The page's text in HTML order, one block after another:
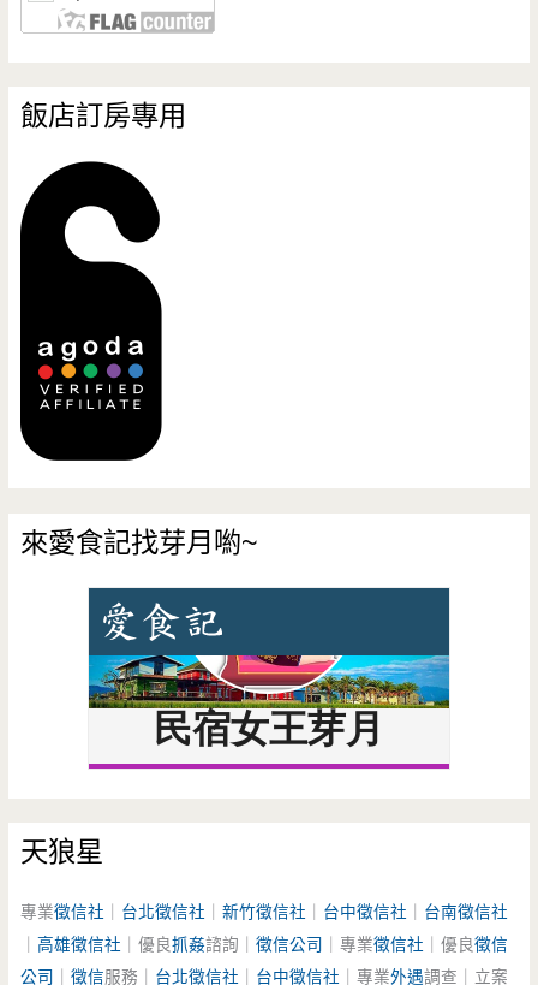
飯店訂房專用
來愛食記找芽月喲~
天狼星
專業徵信社 台北徵信社 ｜新竹徵信社 台中徵信社
台南徵信社
｜高雄徵信社 ｜優良抓姦諮詢｜徵信公司 ｜專業徵信社 ｜優良徵信
公司
｜徵信服務｜ 台北徵信社 台中徵信社 ｜專業外遇調查｜立案